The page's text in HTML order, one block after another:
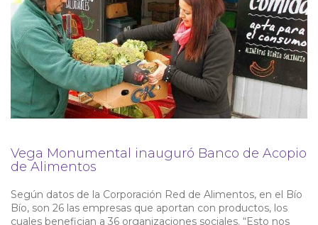
Vega Monumental inauguró Banco de Acopio
de Alimentos
Según datos de la Corporación Red de Alimentos, en el Bío
Bío, son 26 las empresas que aportan con productos, los
cuales benefician a 36 organizaciones sociales. “Esto nos